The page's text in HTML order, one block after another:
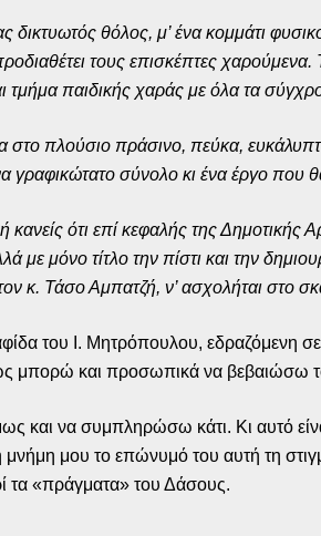
δικτυωτός θόλος, μ’ ένα κομμάτι
τους επισκέπτες
τμήμα παιδικής χαράς με όλα τα
στο πλούσιο πράσινο, πεύκα,
γραφικώτατο σύνολο κι ένα έργο
κανείς ότι επί κεφαλής της
με μόνο τίτλο την πίστι και την
κ. Τάσο Αμπατζή, ν’ ασχολήται στο
του Ι. Μητρόπουλου, εδραζόμενη
μπορώ και προσωπικά να βεβαιώσω
και να συμπληρώσω κάτι. Κι αυτό
μνήμη μου το επώνυμό του αυτή τη
τα «πράγματα» του Δάσους.